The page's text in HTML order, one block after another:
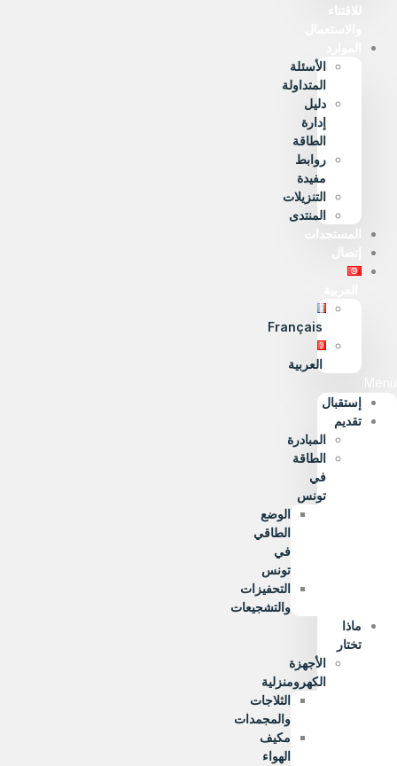
الأسئلة
المتداولة
دليل
إدارة
الطاقة
روابط
مفيدة
التنزيلات
المنتدى
المستجدات
Français
العربية
إستقبال
تقديم
المبادرة
الطاقة
في
تونس
الوضع
الطاقي
في
تونس
التحفيزات
والتشجيعات
ماذا
تختار
الأجهزة
الكهرومنزلية
الثلاجات
والمجمدات
مكيف
الهواء